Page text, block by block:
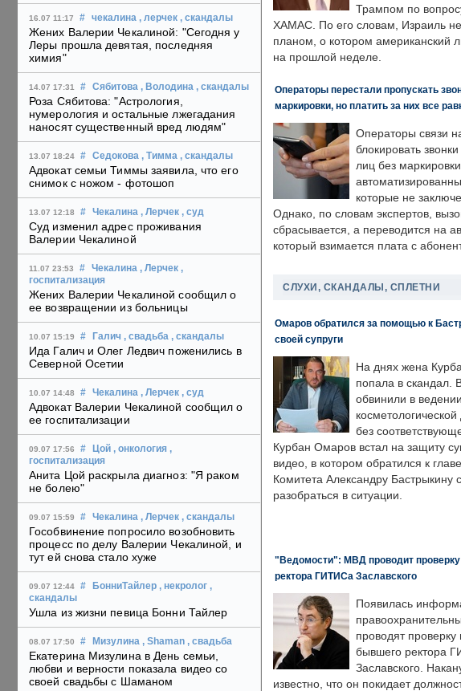
16.07 11:17 # чекалина , лерчек , скандалы
Жених Валерии Чекалиной: "Сегодня у
Леры прошла девятая, последняя
химия"
14.07 17:31 # Сябитова , Володина , скандалы
Роза Сябитова: "Астрология,
нумерология и остальные лжегадания
наносят существенный вред людям"
13.07 18:24 # Седокова , Тимма , скандалы
Адвокат семьи Тиммы заявила, что его
снимок с ножом - фотошоп
13.07 12:18 # Чекалина , Лерчек , суд
Суд изменил адрес проживания
Валерии Чекалиной
11.07 23:53 # Чекалина , Лерчек ,
госпитализация
Жених Валерии Чекалиной сообщил о
ее возвращении из больницы
10.07 15:19 # Галич , свадьба , скандалы
Ида Галич и Олег Ледвич поженились в
Северной Осетии
10.07 14:48 # Чекалина , Лерчек , суд
Адвокат Валерии Чекалиной сообщил о
ее госпитализации
09.07 17:56 # Цой , онкология ,
госпитализация
Анита Цой раскрыла диагноз: "Я раком
не болею"
09.07 15:59 # Чекалина , Лерчек , скандалы
Гособвинение попросило возобновить
процесс по делу Валерии Чекалиной, и
тут ей снова стало хуже
09.07 12:44 # БонниТайлер , некролог ,
скандалы
Ушла из жизни певица Бонни Тайлер
08.07 17:50 # Мизулина , Shaman , свадьба
Екатерина Мизулина в День семьи,
любви и верности показала видео со
своей свадьбы с Шаманом
Трампом по
ХАМАС. По его словам, Израиль
планом, о котором американский
на прошлой неделе.
Операторы перестали пропускать
маркировки, но платить за них все
Операторы связи
блокировать
лиц без
которые не
Однако, по словам экспертов,
сбрасывается, а переводится на
который взимается плата с
СЛУХИ, СКАНДАЛЫ, СПЛЕТНИ
Омаров обратился за помощью к
своей супруги
На днях жена
попала в скандал.
обвинили в ведении
косметологической
без
Курбан Омаров встал на защиту
видео, в котором обратился к
Комитета Александру Бастрыкину
разобраться в ситуации.
"Ведомости": МВД проводит проверку
ректора ГИТИСа Заславского
Появилась
проводят
бывшего ректора
Заславского.
известно, что он покидает